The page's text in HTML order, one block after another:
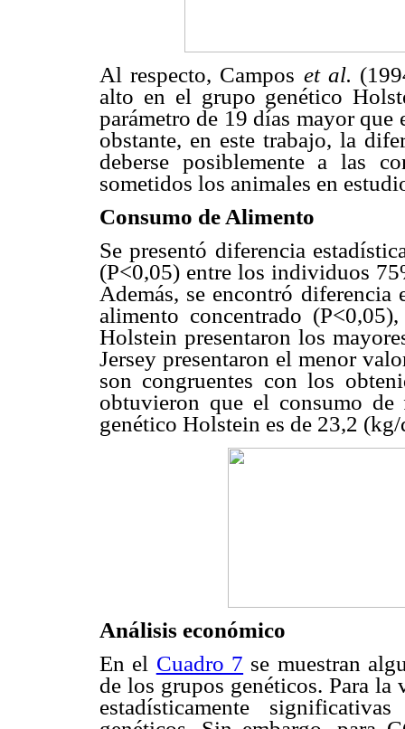
Al respecto, Campos et al.
alto en el grupo genético
parámetro de 19 días mayor
obstante, en este trabajo, la
deberse posiblemente a las
sometidos los animales en
Consumo de Alimento
Se presentó diferencia
(P<0,05) entre los individuos
Además, se encontró
alimento concentrado
Holstein presentaron los
Jersey presentaron el menor
son congruentes con los
obtuvieron que el consumo
genético Holstein es de 23,2
Análisis económico
En el Cuadro 7 se muestran
de los grupos genéticos. Para
estadísticamente